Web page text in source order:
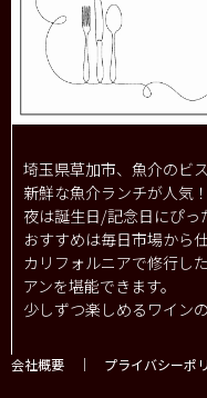
埼玉県草加市、魚介のビ
新鮮な魚介ランチが人気！
夜は誕生日/記念日にぴっ
おすすめは毎日市場から
カリフォルニアで修行し
アンを堪能できます。
少しずつ楽しめるワイン
会社概要 ｜ プライバシーポ